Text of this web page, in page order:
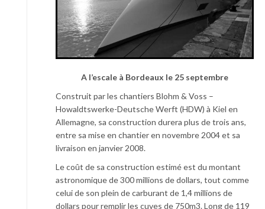
A l’escale à Bordeaux le 25 septembre
Construit par les chantiers Blohm & Voss –
Howaldtswerke-Deutsche Werft (HDW) à Kiel en
Allemagne, sa construction durera plus de trois ans,
entre sa mise en chantier en novembre 2004 et sa
livraison en janvier 2008.
Le coût de sa construction estimé est du montant
astronomique de 300 millions de dollars, tout comme
celui de son plein de carburant de 1,4 millions de
dollars pour remplir les cuves de 750m3. Long de 119